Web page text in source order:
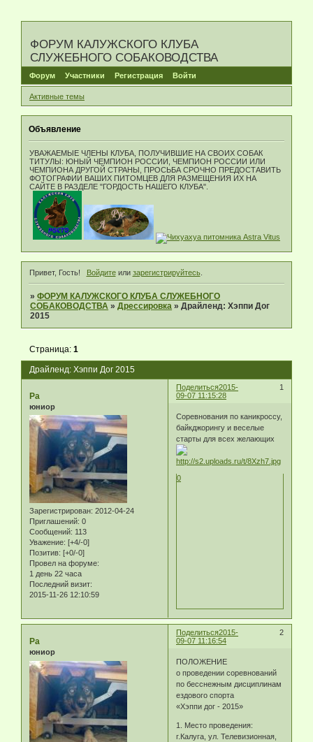
ФОРУМ КАЛУЖСКОГО КЛУБА
СЛУЖЕБНОГО СОБАКОВОДСТВА
Форум Участники Регистрация Войти
Активные темы
Объявление
УВАЖАЕМЫЕ ЧЛЕНЫ КЛУБА, ПОЛУЧИВШИЕ НА СВОИХ СОБАК
ТИТУЛЫ: ЮНЫЙ ЧЕМПИОН РОССИИ, ЧЕМПИОН РОССИИ ИЛИ
ЧЕМПИОНА ДРУГОЙ СТРАНЫ, ПРОСЬБА СРОЧНО ПРЕДОСТАВИТЬ
ФОТОГРАФИИ ВАШИХ ПИТОМЦЕВ ДЛЯ РАЗМЕЩЕНИЯ ИХ НА
САЙТЕ В РАЗДЕЛЕ "ГОРДОСТЬ НАШЕГО КЛУБА".
Привет, Гость! Войдитеили зарегистрируйтесь.
»ФОРУМ КАЛУЖСКОГО КЛУБА СЛУЖЕБНОГО
СОБАКОВОДСТВА »Дрессировка »Драйленд: Хэппи Дог
2015
Драйленд: Хэппи Дог 2015
Страница:1
Поделиться 1
2015-
09-07 11:15:28
Ра
юниор
Зарегистрирован: 2012-04-24
Приглашений: 0
Сообщений: 113
Уважение: [+4/-0]
Позитив: [+0/-0]
Провел на форуме:
1 день 22 часа
Последний визит:
2015-11-26 12:10:59
Соревнования по каникроссу,
байкджорингу и веселые
старты для всех желающих
0
Поделиться 2
2015-
09-07 11:16:54
Ра
юниор
ПОЛОЖЕНИЕ
о проведении соревнований
по бесснежным дисциплинам
ездового спорта
«Хэппи дог - 2015»
1. Место проведения:
г.Калуга, ул. Телевизионная,